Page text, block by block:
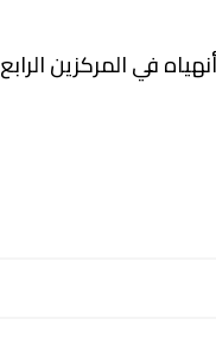
في المركزين الرابع